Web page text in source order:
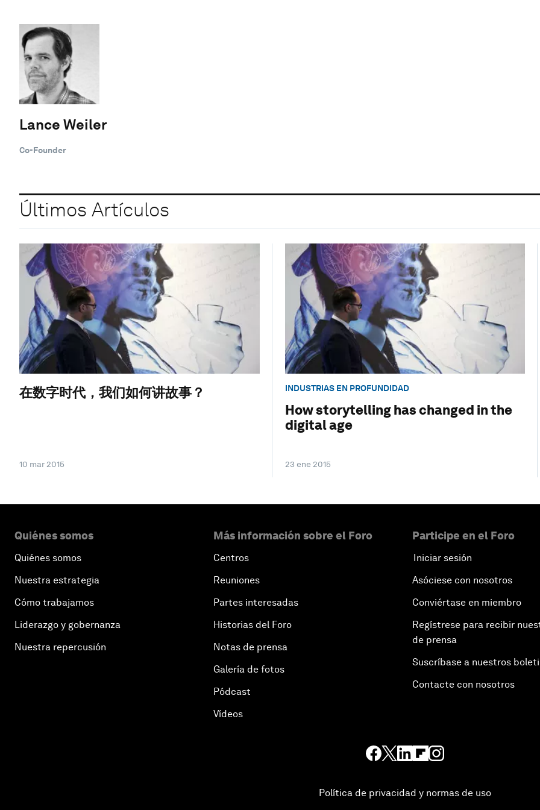
Lance Weiler
Co-Founder
Últimos Artículos
在数字时代，我们如何讲故事？
10 mar 2015
INDUSTRIAS EN PROFUNDIDAD
How storytelling has changed in the
digital age
23 ene 2015
Quiénes somos
Quiénes somos
Nuestra estrategia
Cómo trabajamos
Liderazgo y gobernanza
Nuestra repercusión
Más información sobre el Foro
Centros
Reuniones
Partes interesadas
Historias del Foro
Notas de prensa
Galería de fotos
Pódcast
Vídeos
Participe en el Foro
Iniciar sesión
Asóciese con nosotros
Conviértase en miembro
Regístrese para recibir
de prensa
Suscríbase a nuestros
Contacte con nosotros
Política de privacidad y normas de uso